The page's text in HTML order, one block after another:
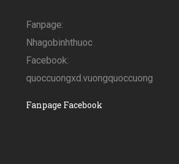
Fanpage:
Nhagobinhthuoc
Facebook:
quoccuongxd.vuongquoccuong
Fanpage Facebook